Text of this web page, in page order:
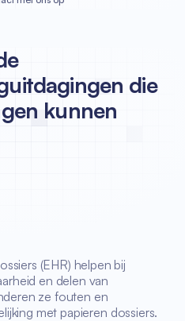
die
kunnen
(EHR) helpen bij
en delen van
ze fouten en
met papieren dossiers.